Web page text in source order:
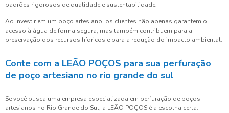
padrões rigorosos de qualidade e sustentabilidade.
Ao investir em um poço artesiano, os clientes não apenas garantem o
acesso à água de forma segura, mas também contribuem para a
preservação dos recursos hídricos e para a redução do impacto ambiental.
Conte com a LEÃO POÇOS para sua perfuração
de poço artesiano no rio grande do sul
Se você busca uma empresa especializada em perfuração de poços
artesianos no Rio Grande do Sul, a LEÃO POÇOS é a escolha certa.